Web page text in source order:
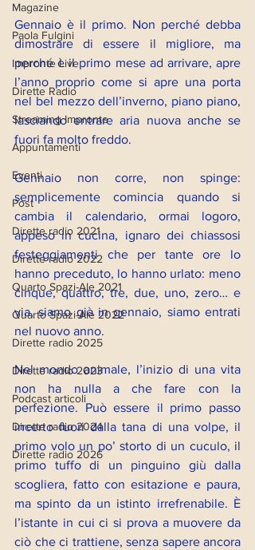
Magazine
Paola Fulgini
Impronte Live
Dirette Radio
Streaming Impronte
Appuntamenti
Eventi
Post
Dirette radio 2021
Dirette radio 2022
Quarto Spazi-Ale 2021
Quarto Spazi-Ale 2022
Dirette radio 2025
Dirette radio 2023
Podcast articoli
Dirette radio 2024
Dirette radio 2026
Gennaio è il primo. Non perché debba
dimostrare di essere il migliore, ma
perché è il primo mese ad arrivare, apre
l’anno proprio come si apre una porta
nel bel mezzo dell’inverno, piano piano,
lasciando entrare aria nuova anche se
fuori fa molto freddo.
Gennaio non corre, non spinge:
semplicemente comincia quando si
cambia il calendario, ormai logoro,
appeso in cucina, ignaro dei chiassosi
festeggiamenti che per tante ore lo
hanno preceduto, lo hanno urlato: meno
cinque, quattro, tre, due, uno, zero… e
via, siamo già in gennaio, siamo entrati
nel nuovo anno.
Nel mondo animale, l’inizio di una vita
non ha nulla a che fare con la
perfezione. Può essere il primo passo
incerto fuori dalla tana di una volpe, il
primo volo un po’ storto di un cuculo, il
primo tuffo di un pinguino giù dalla
scogliera, fatto con esitazione e paura,
ma spinto da un istinto irrefrenabile. È
l’istante in cui ci si prova a muovere da
ciò che ci trattiene, senza sapere ancora